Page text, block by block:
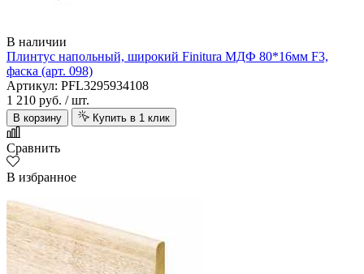
В наличии
Плинтус напольный, широкий Finitura МДФ 80*16мм F3,
фаска (арт. 098)
Артикул: PFL3295934108
1 210 руб. / шт.
В корзину Купить в 1 клик
Сравнить
В избранное